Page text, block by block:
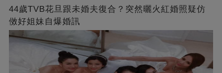
44歲TVB花旦跟未婚夫復合？突然曬火紅婚照疑仿
傚好姐妹自爆婚訊